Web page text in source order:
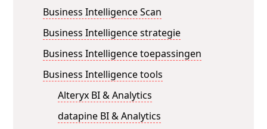
Business Intelligence Scan
Business Intelligence strategie
Business Intelligence toepassingen
Business Intelligence tools
Alteryx BI & Analytics
datapine BI & Analytics